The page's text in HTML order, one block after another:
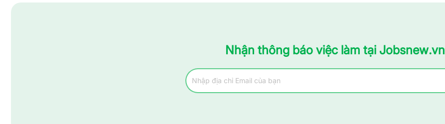
Nhận thông báo việc làm tại Jobsnew.vn